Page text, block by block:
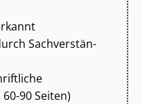
Sach­ver­stän­
90 Seiten)